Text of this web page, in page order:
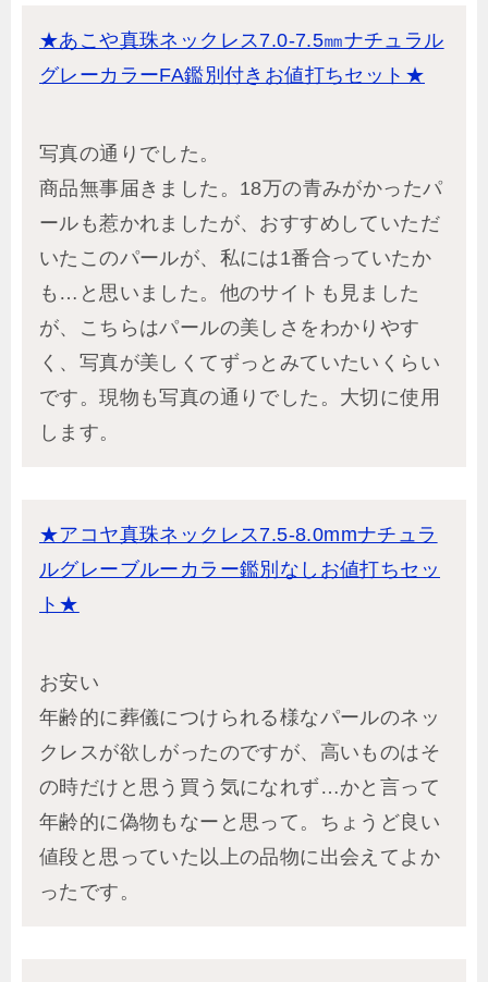
★あこや真珠ネックレス7.0-7.5㎜ナチュラル
グレーカラーFA鑑別付きお値打ちセット★
写真の通りでした。
商品無事届きました。18万の青みがかったパ
ールも惹かれましたが、おすすめしていただ
いたこのパールが、私には1番合っていたか
も…と思いました。他のサイトも見ました
が、こちらはパールの美しさをわかりやす
く、写真が美しくてずっとみていたいくらい
です。現物も写真の通りでした。大切に使用
します。
★アコヤ真珠ネックレス7.5-8.0mmナチュラ
ルグレーブルーカラー鑑別なしお値打ちセッ
ト★
お安い
年齢的に葬儀につけられる様なパールのネッ
クレスが欲しがったのですが、高いものはそ
の時だけと思う買う気になれず…かと言って
年齢的に偽物もなーと思って。ちょうど良い
値段と思っていた以上の品物に出会えてよか
ったです。